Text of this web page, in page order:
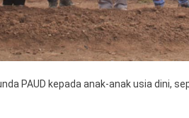
PAUD kepada anak-anak usia dini,